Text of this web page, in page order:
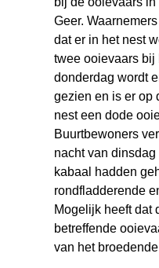
Geer.
dat er in het nest
twee ooievaars
donderdag wordt
gezien en is er op
nest een dode
Buurtbewoners
nacht van
kabaal hadden
rondfladderende
Mogelijk heeft dat
betreffende
van het